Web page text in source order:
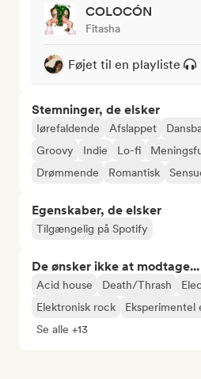
COLOCÓN
Fitasha
Føjet til en playliste
Stemninger, de elsker
Iørefaldende Afslappet
Groovy
Indie Lo-fi
Drømmende
Romantisk
Egenskaber, de elsker
Tilgængelig på Spotify
De ønsker ikke at modtage...
Acid house Death/Thrash
Elektronisk rock
Eksperimentel
Se alle +13